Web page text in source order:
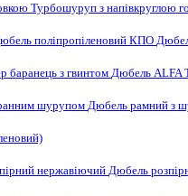
Турбошуруп з напівкруглою
поліпропіленовий КПО
баранець з гвинтом Дюбель ALFA
шурупом Дюбель рамний з
нержавіючийДюбель